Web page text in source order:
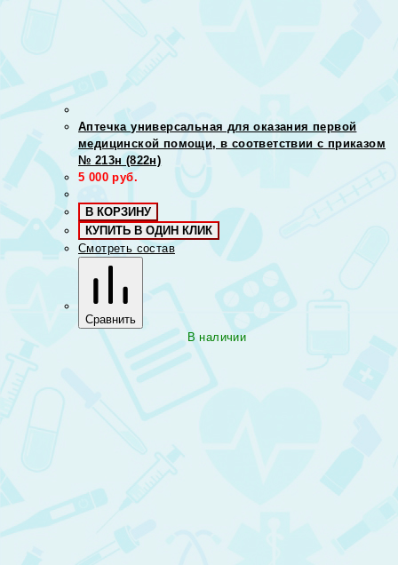
Аптечка универсальная для оказания первой
медицинской помощи, в соответствии с приказом
№ 213н (822н)
5 000 руб.
В КОРЗИНУ
КУПИТЬ В ОДИН КЛИК
Смотреть состав
Сравнить
В наличии